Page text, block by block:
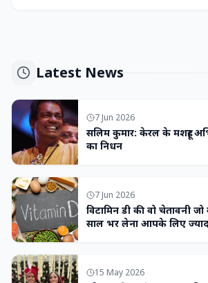
Latest News
7 Jun 2026
सलिम कुमार: केरल के मशहूर
का निधन
7 Jun 2026
विटामिन डी की वो चेतावनी
साल भर लेना आपके लिए
15 May 2026